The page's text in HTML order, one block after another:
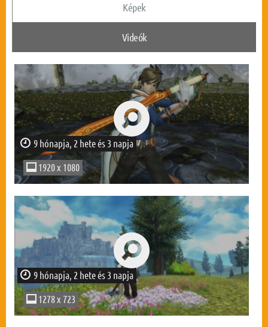
Képek
Videók
1920 x 1080
9 hónapja, 2 hete és 3 napja
1278 x 723
9 hónapja, 2 hete és 3 napja